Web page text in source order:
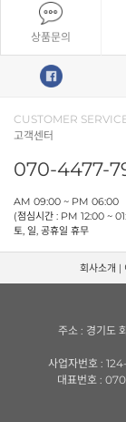
상품문의
CUSTOMER
고객센터
070-4477-
AM 09:00 ~ PM 06:00
(점심시간 : PM 12:00 ~
토, 일, 공휴일 휴무
회사소개 |
주소 : 경기도
사업자번호 :
대표번호 :